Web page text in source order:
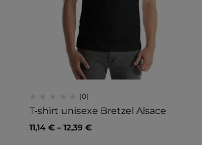
(0)
T-shirt unisexe Bretzel Alsace
11,14 € – 12,39 €